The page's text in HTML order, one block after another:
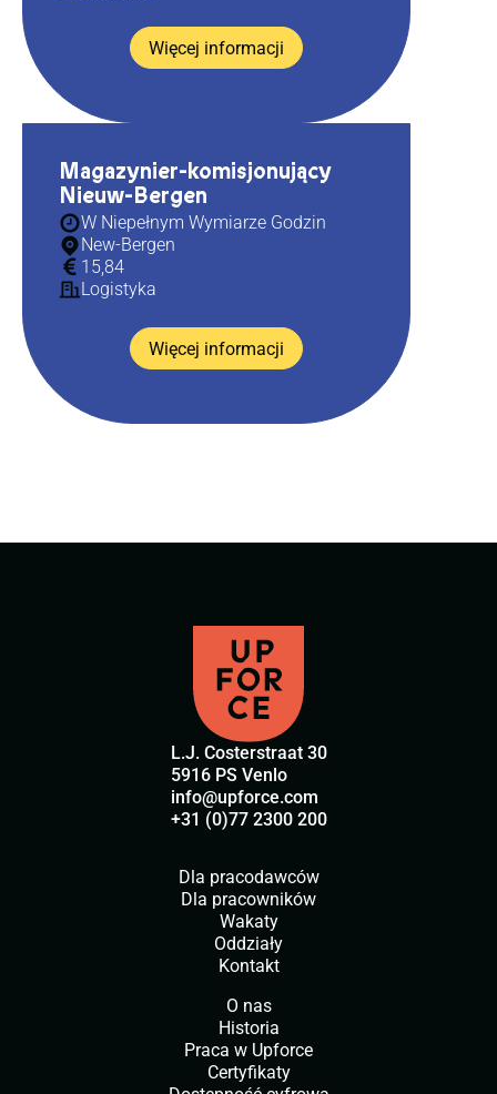
Więcej informacji
Magazynier-komisjonujący
Nieuw-Bergen
W Niepełnym Wymiarze Godzin
New-Bergen
15,84
Logistyka
Więcej informacji
L.J. Costerstraat 30
5916 PS Venlo
info@upforce.com
+31 (0)77 2300 200
Dla pracodawców
Dla pracowników
Wakaty
Oddziały
Kontakt
O nas
Historia
Praca w Upforce
Certyfikaty